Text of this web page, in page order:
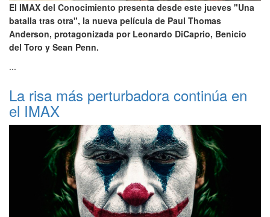
El IMAX del Conocimiento presenta desde este jueves "Una
batalla tras otra", la nueva película de Paul Thomas
Anderson, protagonizada por Leonardo DiCaprio, Benicio
del Toro y Sean Penn.
...
La risa más perturbadora continúa en
el IMAX